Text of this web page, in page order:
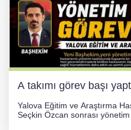
A takımı görev başı
Yalova Eğitim ve Araştırma
Seçkin Özcan sonrası